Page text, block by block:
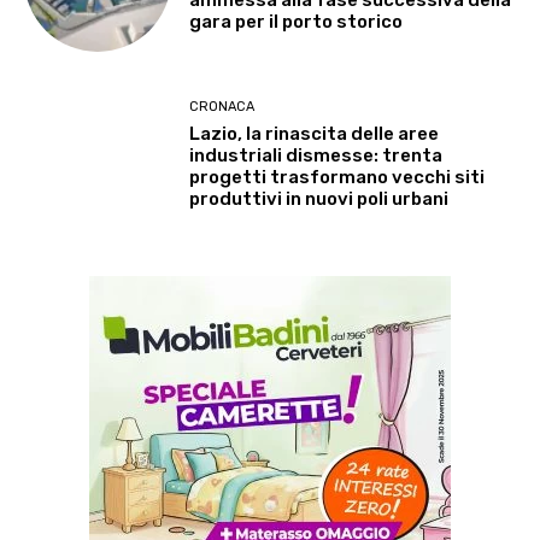
gara per il porto storico
CRONACA
Lazio, la rinascita delle aree
industriali dismesse: trenta
progetti trasformano vecchi siti
produttivi in nuovi poli urbani